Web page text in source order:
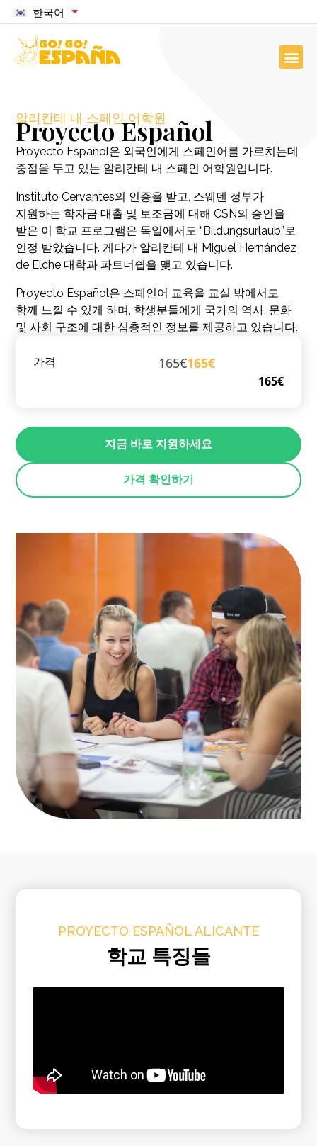
한국어
알리칸테 내 스페인 어학원
Proyecto Español
Proyecto Español은 외국인에게 스페인어를 가르치는데
중점을 두고 있는 알리칸테 내 스페인 어학원입니다.
Instituto Cervantes의 인증을 받고, 스웨덴 정부가
지원하는 학자금 대출 및 보조금에 대해 CSN의 승인을
받은 이 학교 프로그램은 독일에서도 “Bildungsurlaub”로
인정 받았습니다. 게다가 알리칸테 내 Miguel Hernández
de Elche 대학과 파트너쉽을 맺고 있습니다.
Proyecto Español은 스페인어 교육을 교실 밖에서도
함께 느낄 수 있게 하며, 학생분들에게 국가의 역사, 문화
및 사회 구조에 대한 심층적인 정보를 제공하고 있습니다.
가격
165€
165€165€
지금 바로 지원하세요
가격 확인하기
PROYECTO ESPAÑOL​ ALICANTE
학교 특징들